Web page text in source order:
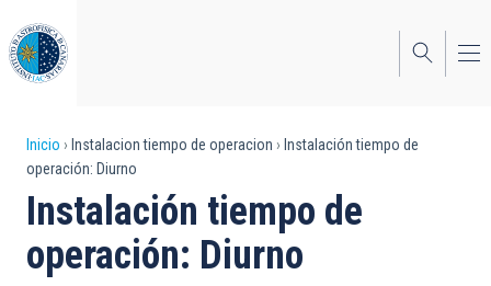
al
contenido
principal
Sobrescribir
enlaces
de
ayuda
Inicio Instalacion tiempo de operacion
Instalación tiempo de
operación: Diurno
Instalación tiempo de
operación: Diurno